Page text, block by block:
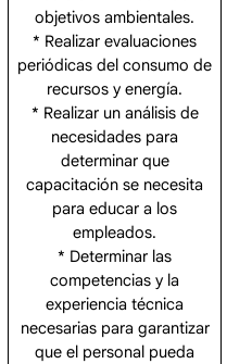
objetivos ambientales.
* Realizar evaluaciones
periódicas del consumo de
recursos y energía.
* Realizar un análisis de
necesidades para
determinar que
capacitación se necesita
para educar a los
empleados.
* Determinar las
competencias y la
experiencia técnica
necesarias para garantizar
que el personal pueda